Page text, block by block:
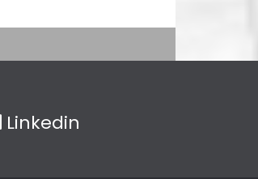
Linkedin